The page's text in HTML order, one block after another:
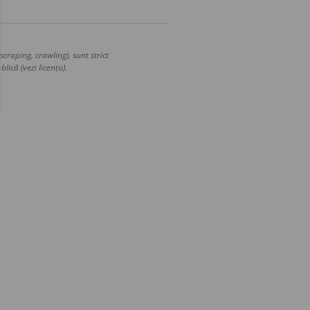
crawling), sunt strict
(vezi licența).